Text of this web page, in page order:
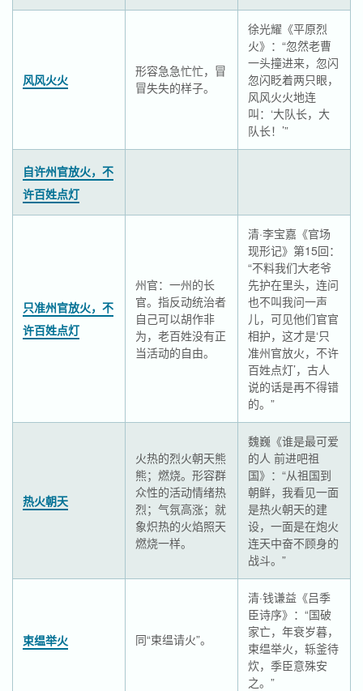
风风火火
形容急急忙忙，冒
冒失失的样子。
徐光耀《平原烈
火》：“忽然老曹
一头撞进来，忽闪
忽闪眨着两只眼，
风风火火地连
叫：‘大队长，大
队长！’”
自许州官放火，不
许百姓点灯
只准州官放火，不
许百姓点灯
州官：一州的长
官。指反动统治者
自己可以胡作非
为，老百姓没有正
当活动的自由。
清·李宝嘉《官场
现形记》第15回：
“不料我们大老爷
先护在里头，连问
也不叫我问一声
儿，可见他们官官
相护，这才是‘只
准州官放火，不许
百姓点灯’，古人
说的话是再不得错
的。”
热火朝天
火热的烈火朝天熊
熊；燃烧。形容群
众性的活动情绪热
烈；气氛高涨；就
象炽热的火焰照天
燃烧一样。
魏巍《谁是最可爱
的人 前进吧祖
国》：“从祖国到
朝鲜，我看见一面
是热火朝天的建
设，一面是在炮火
连天中奋不顾身的
战斗。”
束缊举火 同“束缊请火”。
清·钱谦益《吕季
臣诗序》：“国破
家亡，年衰岁暮，
束缊举火，轹釜待
炊，季臣意殊安
之。”